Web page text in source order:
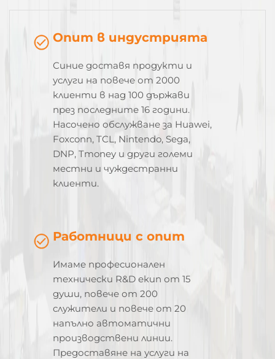
Опит в индустрията
Синие доставя продукти и
услуги на повече от 2000
клиенти в над 100 държави
през последните 16 години.
Насочено обслужване за Huawei,
Foxconn, TCL, Nintendo, Sega,
DNP, Tmoney и други големи
местни и чуждестранни
клиенти.
Работници с опит
Имаме професионален
технически R&D екип от 15
души, повече от 200
служители и повече от 20
напълно автоматични
производствени линии.
Предоставяне на услуги на